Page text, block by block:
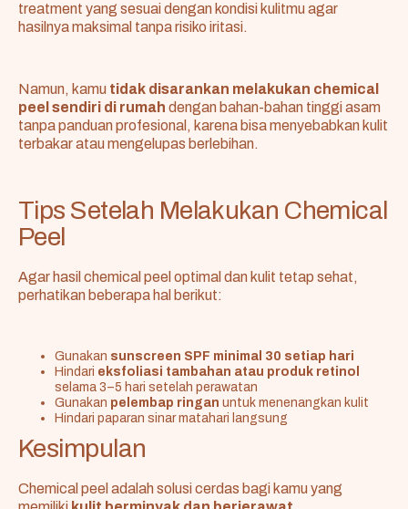
treatment yang sesuai dengan kondisi kulitmu agar
hasilnya maksimal tanpa risiko iritasi.
Namun, kamu tidak disarankan melakukan chemical
peel sendiri di rumah dengan bahan-bahan tinggi asam
tanpa panduan profesional, karena bisa menyebabkan kulit
terbakar atau mengelupas berlebihan.
Tips Setelah Melakukan Chemical
Peel
Agar hasil chemical peel optimal dan kulit tetap sehat,
perhatikan beberapa hal berikut:
Gunakan sunscreen SPF minimal 30 setiap hari
Hindari eksfoliasi tambahan atau produk retinol
selama 3–5 hari setelah perawatan
Gunakan pelembap ringan untuk menenangkan kulit
Hindari paparan sinar matahari langsung
Kesimpulan
Chemical peel adalah solusi cerdas bagi kamu yang